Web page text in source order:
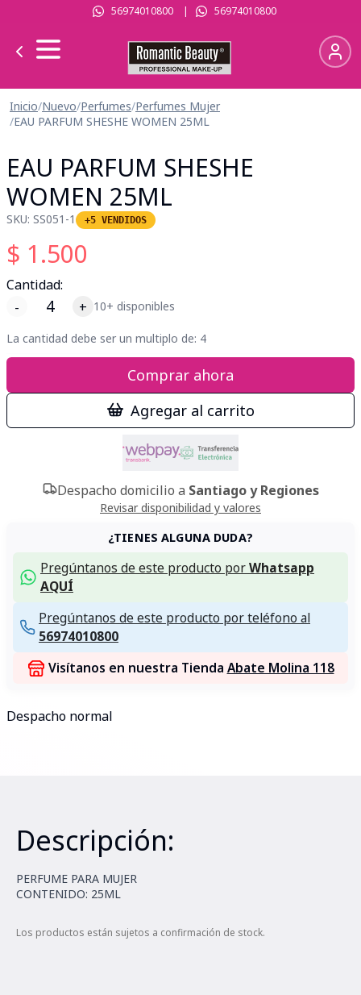
56974010800| 56974010800
Inicio/Nuevo/Perfumes/Perfumes Mujer
/EAU PARFUM SHESHE WOMEN 25ML
EAU PARFUM SHESHE
WOMEN 25ML
SKU: SS051-1 +5 VENDIDOS
$ 1.500
Cantidad:
-
+ 10+ disponibles
La cantidad debe ser un multiplo de: 4
Comprar ahora
Agregar al carrito
Despacho domicilio a Santiago y Regiones
Revisar disponibilidad y valores
¿TIENES ALGUNA DUDA?
Pregúntanos de este producto porWhatsapp
AQUÍ
Pregúntanos de este producto por teléfono al
56974010800
Visítanos en nuestra Tienda Abate Molina 118
Despacho normal
Descripción:
PERFUME PARA MUJER
CONTENIDO: 25ML
Los productos están sujetos a confirmación de stock.